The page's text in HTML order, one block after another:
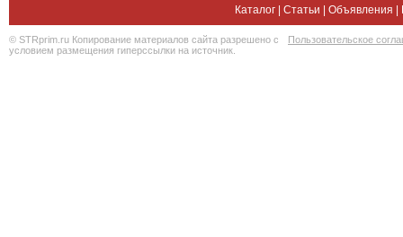
Каталог Статьи Объявления
© STRprim.ru Копирование материалов сайта разрешено с
условием размещения гиперссылки на источник.
Пользовательское